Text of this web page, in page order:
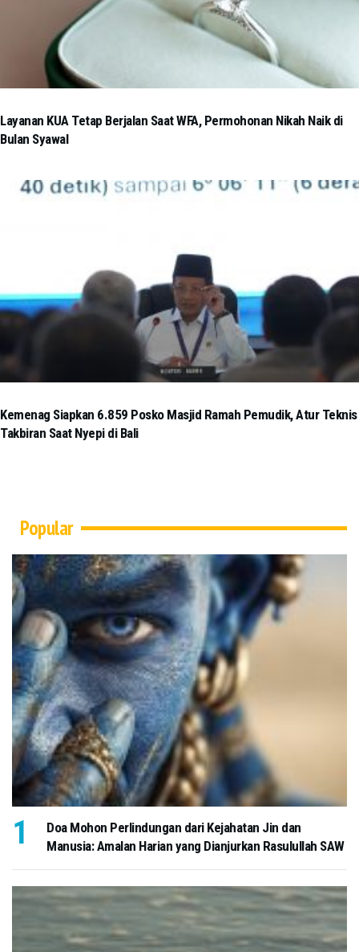
Layanan KUA Tetap Berjalan Saat WFA, Permohonan Nikah Naik di
Bulan Syawal
Kemenag Siapkan 6.859 Posko Masjid Ramah Pemudik, Atur Teknis
Takbiran Saat Nyepi di Bali
Popular
Doa Mohon Perlindungan dari Kejahatan Jin dan
Manusia: Amalan Harian yang Dianjurkan Rasulullah SAW